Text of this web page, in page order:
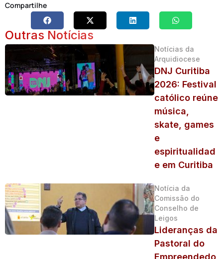
Compartilhe
Outras Notícias
Notícias da
Arquidiocese
DNJ Curitiba
2026: Festival
católico reúne
música,
skate, games
e
espiritualidad
e em Curitiba
Notícia da
Comissão do
Conselho de
Leigos
Lideranças da
Pastoral do